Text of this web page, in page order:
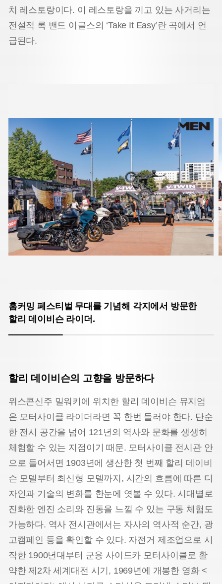
치 레스토랑이다. 이 레스토랑을 끼고 있는 사거리는
전설적 록 밴드 이글스의 ‘Take It Easy’란 곡에서 언
급된다.
홈커밍 페스티벌 무대를 기념해 각지에서 방문한
할리 데이비슨 라이더.
할리 데이비슨의 고향을 방문하다
위스콘신주 밀워키에 위치한 할리 데이비슨 뮤지엄
은 모터사이클 라이더라면 꼭 한번 들러야 한다. 단순
한 전시 공간을 넘어 121년의 역사와 문화를 생생히
체험할 수 있는 지점이기 때문. 모터사이클 전시관 안
으로 들어서면 1903년에 생산한 첫 번째 할리 데이비
슨 모델부터 최신형 모델까지, 시간의 흐름에 따른 디
자인과 기술의 변화를 한눈에 엿볼 수 있다. 시대별로
진화한 엔진 소리와 진동을 느낄 수 있는 구동 체험도
가능하다. 역사 전시관에서는 자사의 역사적 순간, 광
고캠페인 등을 확인할 수 있다. 자전거 제조업으로 시
작한 1900년대부터 군용 사이드카 모터사이클로 활
약한 제2차 세계대전 시기, 1969년에 개봉한 영화 <